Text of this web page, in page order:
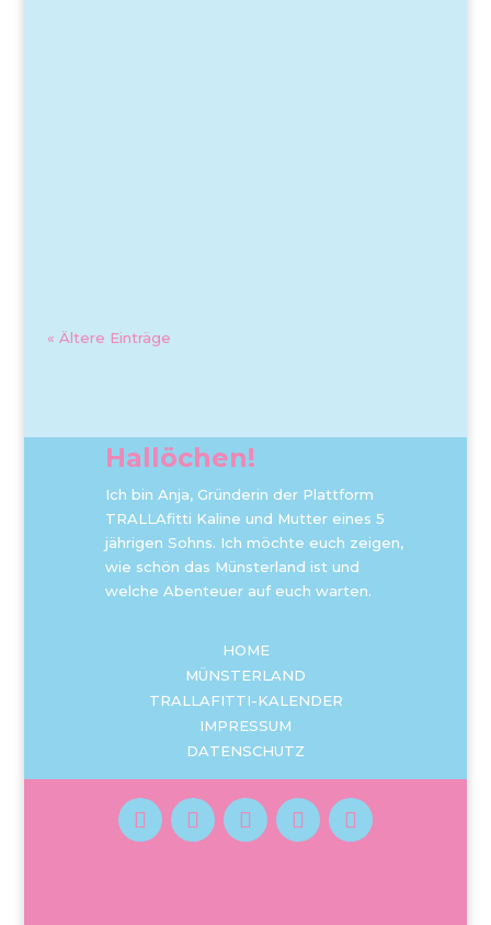
« Ältere Einträge
Hallöchen!
Ich bin Anja, Gründerin der Plattform
TRALLAfitti Kaline und Mutter eines 5
jährigen Sohns. Ich möchte euch zeigen,
wie schön das Münsterland ist und
welche Abenteuer auf euch warten.
HOME
MÜNSTERLAND
TRALLAFITTI-KALENDER
IMPRESSUM
DATENSCHUTZ